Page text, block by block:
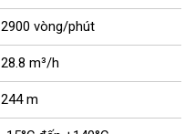
2900 vòng/phút
28.8 m³/h
244 m